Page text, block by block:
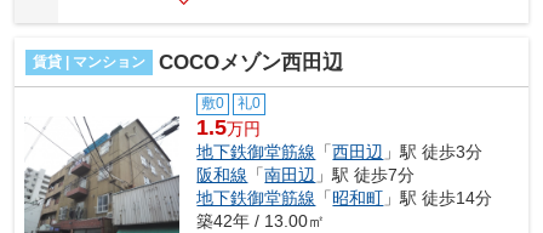
賃貸 | マンション COCOメゾン西田辺
敷0 礼0
1.5万円
地下鉄御堂筋線 「西田辺 」駅 徒歩3分
阪和線 「南田辺 」駅 徒歩7分
地下鉄御堂筋線 「昭和町 」駅 徒歩14分
築42年 / 13.00㎡